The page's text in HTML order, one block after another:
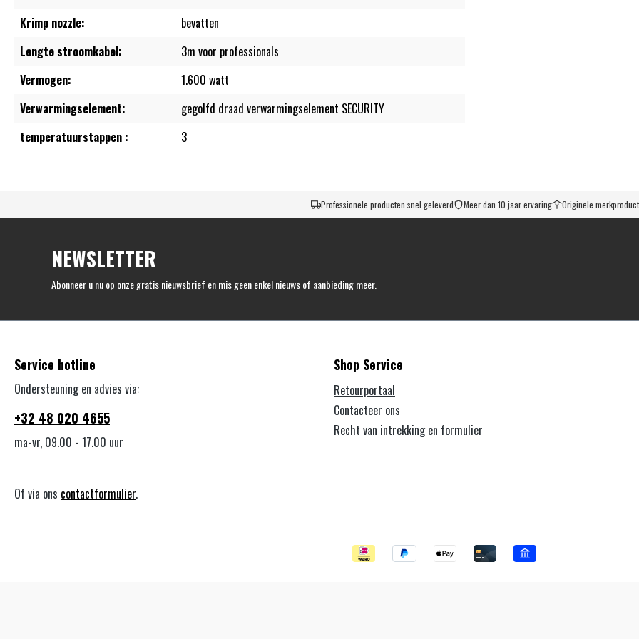
Krimp nozzle:
bevatten
Lengte stroomkabel:
3m voor professionals
Vermogen:
1.600 watt
Verwarmingselement:
gegolfd draad verwarmingselement SECURITY
temperatuurstappen :
3
Professionele producten snel geleverd Meer dan 10 jaar ervaring Originele
NEWSLETTER
Abonneer u nu op onze gratis nieuwsbrief en mis geen enkel nieuws of aanbieding meer.
Service hotline
Ondersteuning en advies via:
+32 48 020 4655
ma-vr, 09.00 - 17.00 uur
Of via ons contactformulier.
Shop Service
Retourportaal
Contacteer ons
Recht van intrekking en formulier